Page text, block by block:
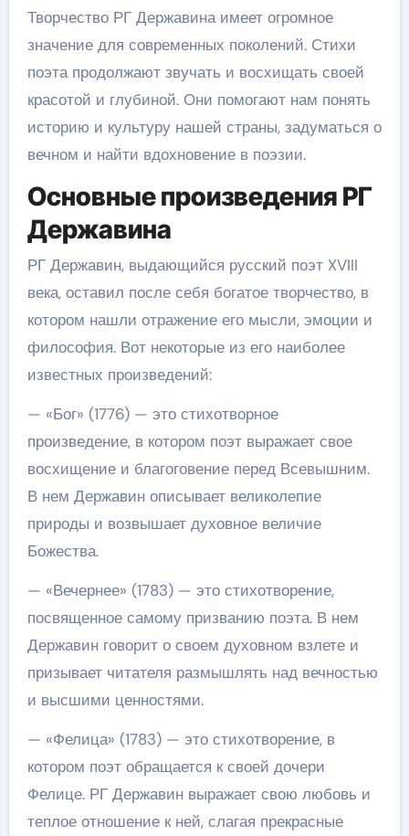
Творчество РГ Державина имеет огромное
значение для современных поколений. Стихи
поэта продолжают звучать и восхищать своей
красотой и глубиной. Они помогают нам понять
историю и культуру нашей страны, задуматься о
вечном и найти вдохновение в поэзии.
Основные произведения РГ
Державина
РГ Державин, выдающийся русский поэт XVIII
века, оставил после себя богатое творчество, в
котором нашли отражение его мысли, эмоции и
философия. Вот некоторые из его наиболее
известных произведений:
— «Бог» (1776) — это стихотворное
произведение, в котором поэт выражает свое
восхищение и благоговение перед Всевышним.
В нем Державин описывает великолепие
природы и возвышает духовное величие
Божества.
— «Вечернее» (1783) — это стихотворение,
посвященное самому призванию поэта. В нем
Державин говорит о своем духовном взлете и
призывает читателя размышлять над вечностью
и высшими ценностями.
— «Фелица» (1783) — это стихотворение, в
котором поэт обращается к своей дочери
Фелице. РГ Державин выражает свою любовь и
теплое отношение к ней, слагая прекрасные